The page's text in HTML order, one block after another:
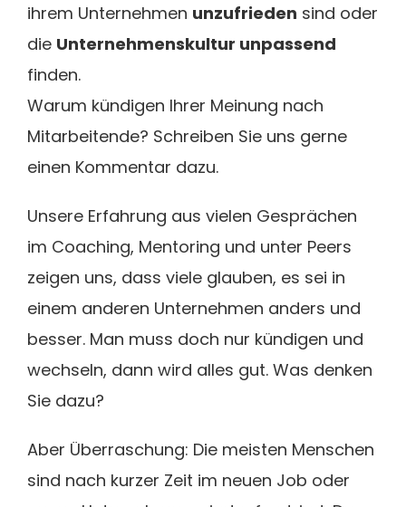
ihrem Unternehmen unzufrieden sind oder
die Unternehmenskultur unpassend
finden.
Warum kündigen Ihrer Meinung nach
Mitarbeitende? Schreiben Sie uns gerne
einen Kommentar dazu.
Unsere Erfahrung aus vielen Gesprächen
im Coaching, Mentoring und unter Peers
zeigen uns, dass viele glauben, es sei in
einem anderen Unternehmen anders und
besser. Man muss doch nur kündigen und
wechseln, dann wird alles gut. Was denken
Sie dazu?
Aber Überraschung: Die meisten Menschen
sind nach kurzer Zeit im neuen Job oder